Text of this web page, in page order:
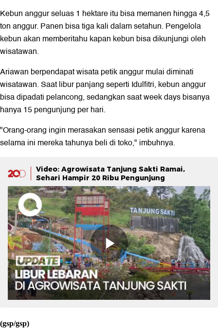
Kebun anggur seluas 1 hektare itu bisa memanen hingga 4,5
ton anggur. Panen bisa tiga kali dalam setahun. Pengelola
kebun akan memberitahu kapan kebun bisa dikunjungi oleh
wisatawan.
Ariawan berpendapat wisata petik anggur mulai diminati
wisatawan. Saat libur panjang seperti Idulfitri, kebun anggur
bisa dipadati pelancong, sedangkan saat week days bisanya
hanya 15 pengunjung per hari.
"Orang-orang ingin merasakan sensasi petik anggur karena
selama ini mereka tahunya beli di toko," imbuhnya.
Video: Agrowisata Tanjung Sakti Ramai,
Sehari Hampir 20 Ribu Pengunjung
(gsp/gsp)